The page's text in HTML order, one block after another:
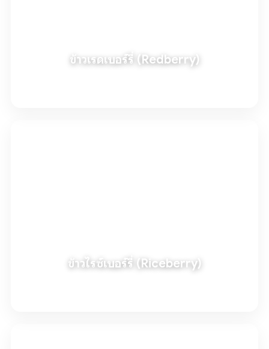
ข้าวเรดเบอร์รี่ (Redberry)
ข้าวไรซ์เบอร์รี่ (Riceberry)